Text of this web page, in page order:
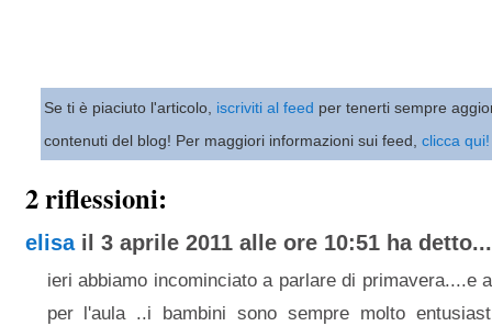
Se ti è piaciuto l'articolo, iscriviti al feed per tenerti sempre
contenuti del blog! Per maggiori informazioni sui feed, clicca qui!
2 riflessioni:
elisail 3 aprile 2011 alle ore 10:51 ha detto...
ieri abbiamo incominciato a parlare di primavera....e
per l'aula ..i bambini sono sempre molto